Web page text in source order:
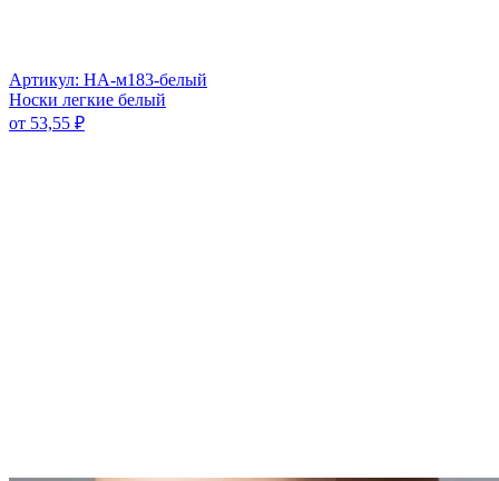
Артикул: НА-м183-белый
Носки легкие белый
от 53,55 ₽